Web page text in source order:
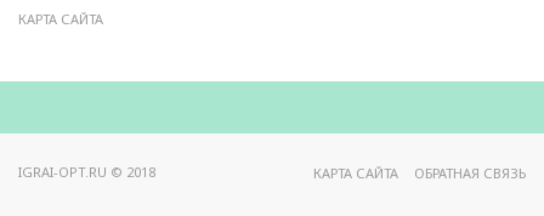
КАРТА САЙТА
IGRAI-OPT.RU © 2018 КАРТА САЙТА ОБРАТНАЯ СВЯЗЬ